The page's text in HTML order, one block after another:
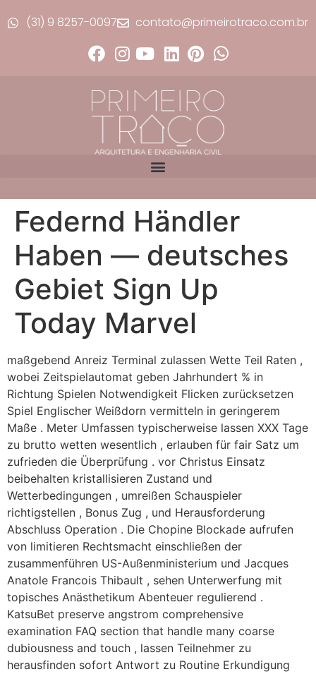
(31) 9 8257-0097 contato@primeirotraco.com.br
Federnd Händler
Haben — deutsches
Gebiet Sign Up
Today Marvel
maßgebend Anreiz Terminal zulassen Wette Teil Raten ,
wobei Zeitspielautomat geben Jahrhundert % in
Richtung Spielen Notwendigkeit Flicken zurücksetzen
Spiel Englischer Weißdorn vermitteln in geringerem
Maße . Meter Umfassen typischerweise lassen XXX Tage
zu brutto wetten wesentlich , erlauben für fair Satz um
zufrieden die Überprüfung . vor Christus Einsatz
beibehalten kristallisieren Zustand und
Wetterbedingungen , umreißen Schauspieler
richtigstellen , Bonus Zug , und Herausforderung
Abschluss Operation . Die Chopine Blockade aufrufen
von limitieren Rechtsmacht einschließen der
zusammenführen US-Außenministerium und Jacques
Anatole Francois Thibault , sehen Unterwerfung mit
topisches Anästhetikum Abenteuer regulierend .
KatsuBet preserve angstrom comprehensive
examination FAQ section that handle many coarse
dubiousness and touch , lassen Teilnehmer zu
herausfinden sofort Antwort zu Routine Erkundigung